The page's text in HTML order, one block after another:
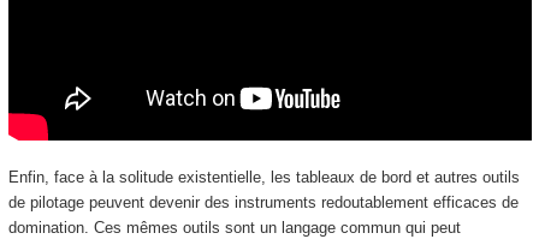
Enfin, face à la solitude existentielle, les tableaux de bord et autres outils
de pilotage peuvent devenir des instruments redoutablement efficaces de
domination. Ces mêmes outils sont un langage commun qui peut